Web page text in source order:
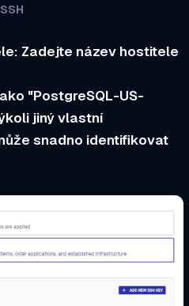
SSH
Zadejte název hostitele
"PostgreSQL-US-
jiný vlastní
snadno identifikovat